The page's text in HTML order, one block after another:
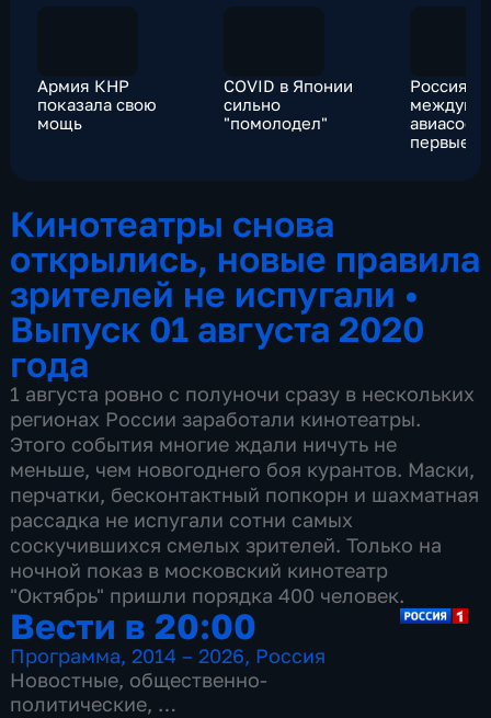
Армия КНР
показала свою
мощь
COVID в Японии
сильно
"помолодел"
Россия
первые
Кинотеатры снова
открылись, новые правила
зрителей не испугали •
Выпуск 01 августа 2020
года
1 августа ровно с полуночи сразу в нескольких
регионах России заработали кинотеатры.
Этого события многие ждали ничуть не
меньше, чем новогоднего боя курантов. Маски,
перчатки, бесконтактный попкорн и шахматная
рассадка не испугали сотни самых
соскучившихся смелых зрителей. Только на
ночной показ в московский кинотеатр
"Октябрь" пришли порядка 400 человек.
Вести в 20:00
Программа,2014 – 2026, Россия
Новостные, общественно-
политические,